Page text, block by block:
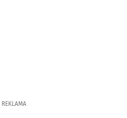
REKLAMA